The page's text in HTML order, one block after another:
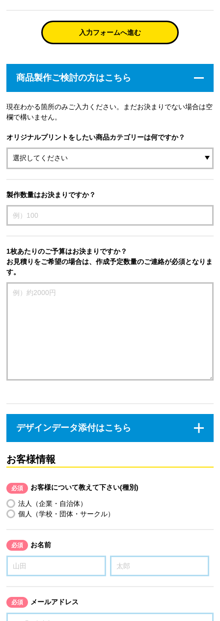
入力フォームへ進む
商品製作ご検討の方はこちら
現在わかる箇所のみご入力ください。まだお決まりでない場合は空
欄で構いません。
オリジナルプリントをしたい商品カテゴリーは何ですか？
製作数量はお決まりですか？
1枚あたりのご予算はお決まりですか？
お見積りをご希望の場合は、作成予定数量のご連絡が必須となりま
す。
デザインデータ添付はこちら
お客様情報
必須 お客様について教えて下さい(種別)
法人（企業・自治体）
個人（学校・団体・サークル）
必須 お名前
必須 メールアドレス